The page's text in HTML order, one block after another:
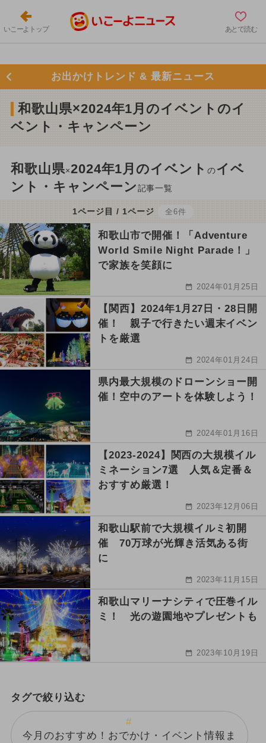
いこーよトップ あとで読む
お出かけトレンド & 最新ニュース
和歌山県×2024年1月のイベントのイ
ベント・キャンペーン
和歌山県×2024年1月のイベントのイベ
ント・キャンペーン記事一覧
1ページ目 / 1ページ 全6件
和歌山市で開催！「Adventure
World Smile Night Parade！」
で家族を笑顔に
2024年01月25日
【関西】2024年1月27日・28日開
催！ 親子で行きたい週末イベン
トを厳選
2024年01月24日
県内最大規模のドローンショー開
催！空中のアートを体験しよう！
2024年01月16日
【2023-2024】関西の大規模イル
ミネーション7選 人気＆定番＆
おすすめ厳選！
2023年12月06日
和歌山駅前で大規模イルミ初開
催 70万球が光輝き活気ある街
に
2023年11月15日
和歌山マリーナシティで圧巻イル
ミ！ 光の遊園地やプレゼントも
2023年10月19日
タグで絞り込む
今月のおすすめ！おでかけ・イベント情報ま